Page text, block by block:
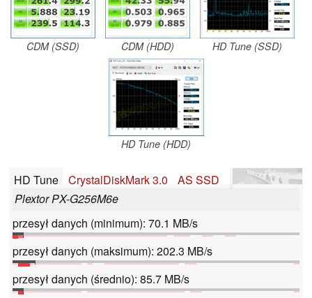
CDM (SSD) CDM (HDD) HD Tune (SSD)
HD Tune (HDD)
HD Tune CrystalDiskMark 3.0
AS SSD
Plextor PX-G256M6e
przesył danych (minimum): 70.1 MB/s
przesył danych (maksimum): 202.3 MB/s
przesył danych (średnio): 85.7 MB/s